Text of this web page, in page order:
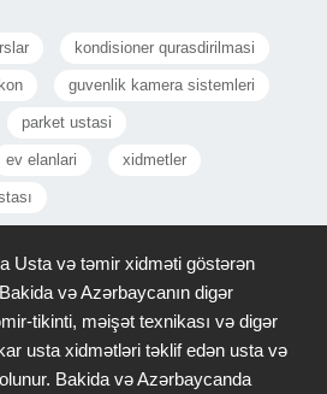
kondisioner qurasdirilmasi
guvenlik kamera sistemleri
parket ustasi
ev elanlari xidmetler
Usta və təmir xidməti göstərən
və Azərbaycanın digər
tikinti, məişət texnikası və digər
usta xidmətləri təklif edən usta və
Bakida və Azərbaycanda